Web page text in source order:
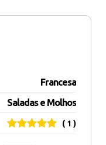
Francesa
Saladas e Molhos
( 1 )